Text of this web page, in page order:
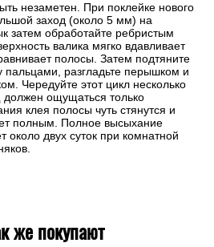
незаметен. При поклейке нового
заход (около 5 мм) на
затем обработайте ребристым
валика мягко вдавливает
полосы. Затем подтяните
пальцами, разгладьте перышком и
Чередуйте этот цикл несколько
ощущаться только
клея полосы чуть стянутся и
полным. Полное высыхание
около двух суток при комнатной
же покупают